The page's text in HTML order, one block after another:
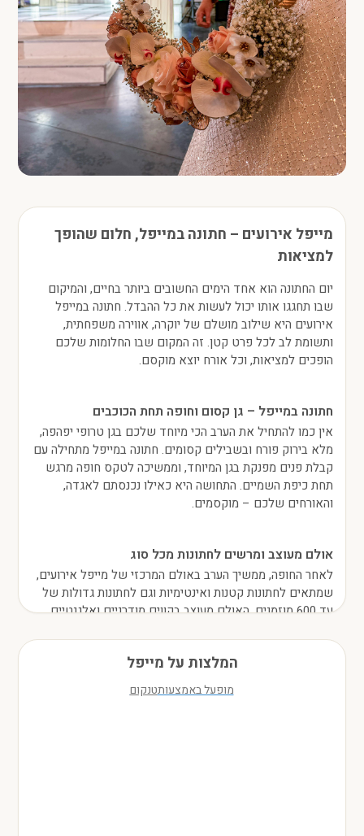
מייפל אירועים – חתונה במייפל, חלום שהופך
למציאות
יום החתונה הוא אחד הימים החשובים ביותר בחיים, והמיקום
שבו תחגגו אותו יכול לעשות את כל ההבדל. חתונה במייפל
אירועים היא שילוב מושלם של יוקרה, אווירה משפחתית,
ותשומת לב לכל פרט קטן. זה המקום שבו החלומות שלכם
הופכים למציאות, וכל אורח יוצא מוקסם.
חתונה במייפל – גן קסום וחופה תחת הכוכבים
אין כמו להתחיל את הערב הכי מיוחד שלכם בגן טרופי יפהפה,
מלא בירוק פורח ובשבילים קסומים. חתונה במייפל מתחילה עם
קבלת פנים מפנקת בגן המיוחד, וממשיכה לטקס חופה מרגש
תחת כיפת השמיים. התחושה היא כאילו נכנסתם לאגדה,
והאורחים שלכם – מוקסמים.
אולם מעוצב ומרשים לחתונות מכל סוג
לאחר החופה, ממשיך הערב באולם המרכזי של מייפל אירועים,
שמתאים לחתונות קטנות ואינטימיות וגם לחתונות גדולות של
עד 600 מוזמנים. האולם מעוצב בקווים מודרניים ואלגנטיים,
ותאורה רכה שמוסיפה קסם לכל שולחן.
תפריט שף מותאם אישית – עם כשרות מהדרין
המלצות על מייפל